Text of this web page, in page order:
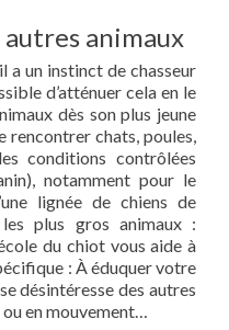
animaux
a un instinct de chasseur
d’atténuer cela en le
dès son plus jeune
rencontrer chats, poules,
conditions contrôlées
notamment pour le
lignée de chiens de
plus gros animaux :
du chiot vous aide à
: À éduquer votre
désintéresse des autres
ou en mouvement…